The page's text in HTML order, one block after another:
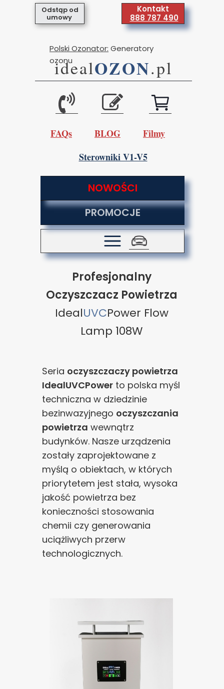
Odstąp od
umowy
NOWOŚCI
PROMOCJE
Kontakt
888 787 490
FAQs BLOG Filmy
idealOZON.pl
Polski Ozonator: Generatory
ozonu
Sterowniki V1-V5
Profesjonalny
Oczyszczacz Powietrza
IdealUVCPower Flow
Lamp 108W
Seria oczyszczaczy powietrza
IdealUVCPower to polska myśl
techniczna w dziedzinie
bezinwazyjnego oczyszczania
powietrza wewnątrz
budynków. Nasze urządzenia
zostały zaprojektowane z
myślą o obiektach, w których
priorytetem jest stała, wysoka
jakość powietrza bez
konieczności stosowania
chemii czy generowania
uciążliwych przerw
technologicznych.